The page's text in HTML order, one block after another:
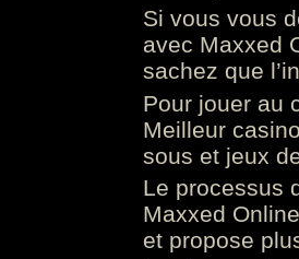
Si vous vous
avec Maxxed
sachez que
Pour jouer au
Meilleur
sous et jeux
Le processus
Maxxed
et propose